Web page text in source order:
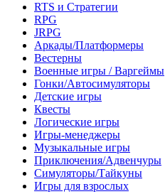
RTS и Стратегии
RPG
JRPG
Аркады/Платформеры
Вестерны
Военные игры / Варгеймы
Гонки/Автосимуляторы
Детские игры
Квесты
Логические игры
Игры-менеджеры
Музыкальные игры
Приключения/Адвенчуры
Симуляторы/Тайкуны
Игры для взрослых